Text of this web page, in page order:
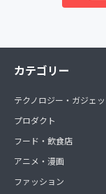
カテゴリー
テクノロジー・ガジェ
プロダクト
フード・飲食店
アニメ・漫画
ファッション